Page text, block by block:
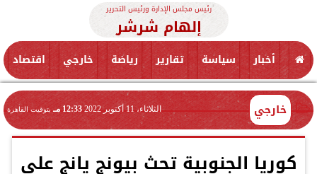
رئيس مجلس الإدارة ورئيس التحرير
إلهام شرشر
أخبار سياسة تقارير رياضة خارجي اقتصاد
خارجي الثلاثاء، 11 أكتوبر 2022 12:33 مـ بتوقيت القاهرة
كوريا الجنوبية تحث بيونج يانج على